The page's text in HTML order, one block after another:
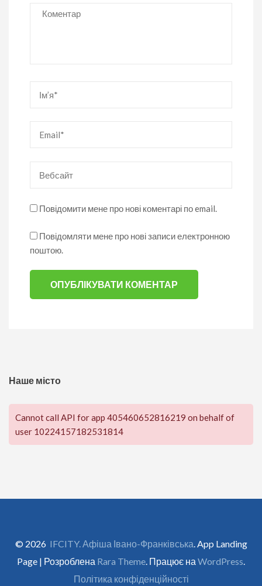
Коментар
Повідомити мене про нові коментарі по email.
Повідомляти мене про нові записи електронною
поштою.
Наше місто
Cannot call API for app 405460652816219 on behalf of
user 10224157182531814
© 2026 IFCITY. Афіша Івано-Франківська. App Landing
Page | Розроблена Rara Theme. Працює на WordPress.
Політика конфіденційності